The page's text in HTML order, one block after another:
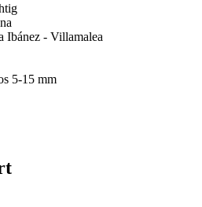
Ibánez - Villamalea
5-15 mm